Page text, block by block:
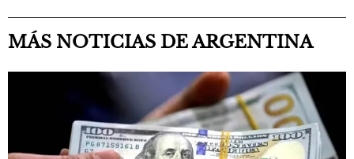
MÁS NOTICIAS DE ARGENTINA